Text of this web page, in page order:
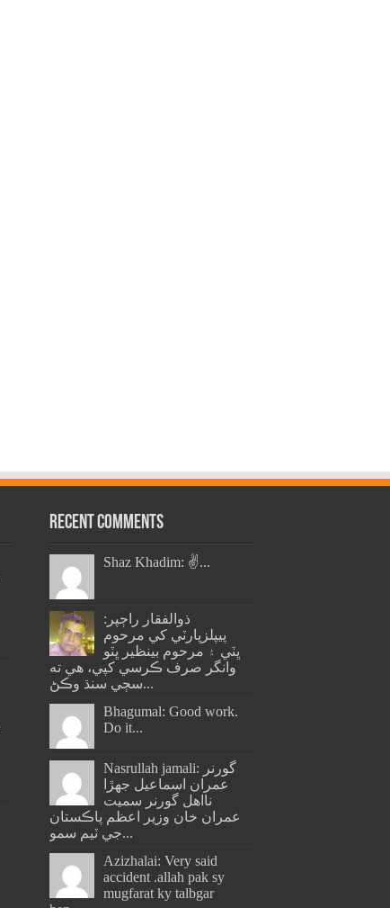
Recent Comments
Shaz Khadim: ✌️...
ذوالفقار راڄپر:
پيپلزپارٽي کي مرحوم
ڀٽي ۽ مرحوم بينظير ڀٽو
وانگر صرف ڪرسي کپي، هي ته
سڄي سنڌ وڪڻ...
Bhagumal: Good work.
Do it...
Nasrullah jamali: گورنر
عمران اسماعيل جھڙا
نااهل گورنر سميت
عمران خان وزير اعظم پاڪستان
جي ٽيم سمو...
Azizhalai: Very said
accident .allah pak sy
mugfarat ky talbgar